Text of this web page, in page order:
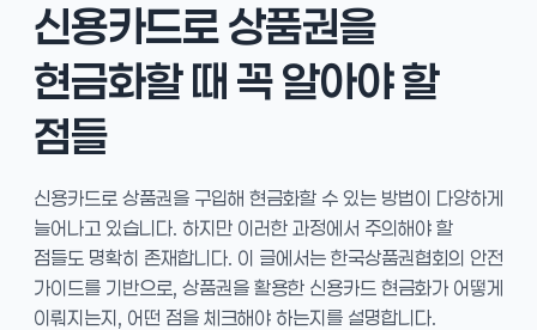
신용카드로 상품권을
현금화할 때 꼭 알아야 할
점들
신용카드로 상품권을 구입해 현금화할 수 있는 방법이 다양하게
늘어나고 있습니다. 하지만 이러한 과정에서 주의해야 할
점들도 명확히 존재합니다. 이 글에서는 한국상품권협회의 안전
가이드를 기반으로, 상품권을 활용한 신용카드 현금화가 어떻게
이뤄지는지, 어떤 점을 체크해야 하는지를 설명합니다.